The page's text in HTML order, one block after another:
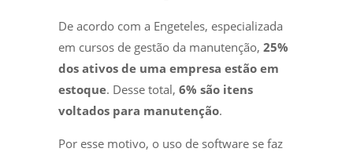
De acordo com a Engeteles, especializada
em cursos de gestão da manutenção, 25%
dos ativos de uma empresa estão em
estoque. Desse total, 6% são itens
voltados para manutenção.
Por esse motivo, o uso de software se faz